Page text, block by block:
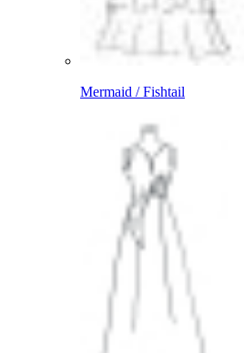
Mermaid / Fishtail